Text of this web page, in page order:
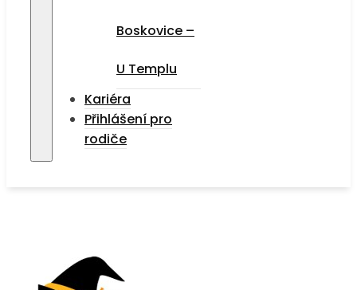
Boskovice –
U Templu
Kariéra
Přihlášení pro
rodiče